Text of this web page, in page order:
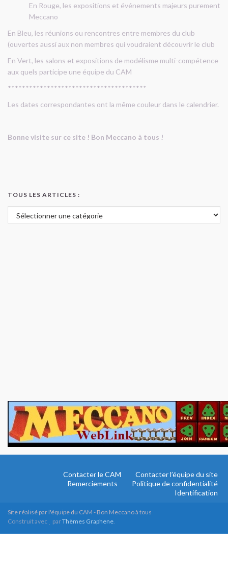
En Rouge, les expositions et événements majeurs purement
Meccano
En Bleu, les réunions ou rencontres entre membres du club
(ouvertes aussi aux non membres qui voudraient découvrir le club
En Vert, les salons et expositions de modélisme multi-compétence
aux quels participe une équipe du CAM
***************************************
Les dates correspondantes ont la même couleur dans le calendrier.
Bonne visite sur ce site ! Bon Meccano à tous !
TOUS LES ARTICLES :
Tous les articles :
Contacter le CAM
Contacter l’équipe du site
Remerciements
Politique de confidentialité
Identification
Site réalisé par l'équipe du CAM - Bon Meccano à tous
Construit avec
parThèmes Graphene